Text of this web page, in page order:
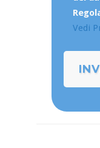
Vedi